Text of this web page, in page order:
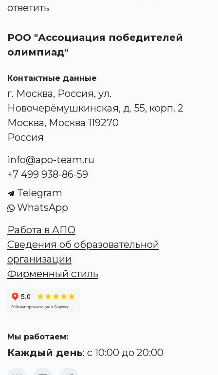
ответить
РОО "Ассоциация победителей
олимпиад"
Контактные данные
г. Москва, Россия, ул.
Новочерёмушкинская, д. 55, корп. 2
Москва, Москва 119270
Россия
info@apo-team.ru
+7 499 938-86-59
Telegram
WhatsApp
Работа в АПО
Сведения об образовательной
организации
Фирменный стиль
Мы работаем:
Каждый день: с 10:00 до 20:00